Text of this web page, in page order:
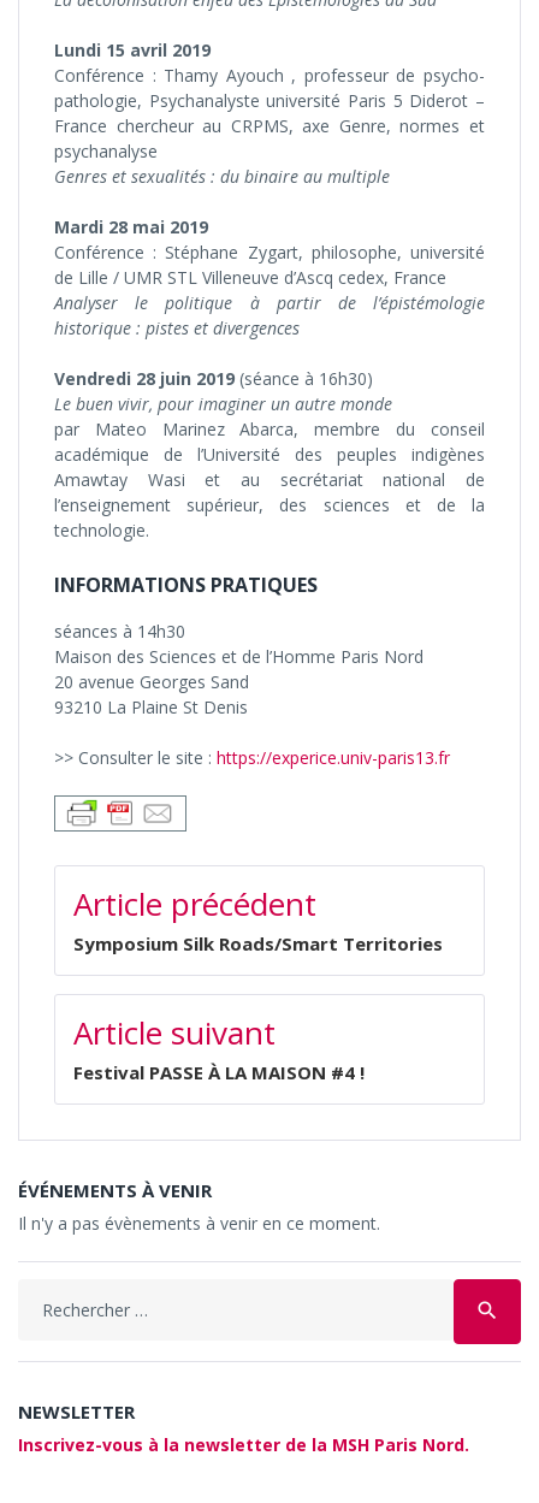
Lundi 15 avril 2019
Conférence : Thamy Ayouch , professeur de psycho-
pathologie, Psychanalyste université Paris 5 Diderot –
France chercheur au CRPMS, axe Genre, normes et
psychanalyse
Genres et sexualités : du binaire au multiple
Mardi 28 mai 2019
Conférence : Stéphane Zygart, philosophe, université
de Lille / UMR STL Villeneuve d’Ascq cedex, France
Analyser le politique à partir de l’épistémologie
historique : pistes et divergences
Vendredi 28 juin 2019 (séance à 16h30)
Le buen vivir, pour imaginer un autre monde
par Mateo Marinez Abarca, membre du conseil
académique de l’Université des peuples indigènes
Amawtay Wasi et au secrétariat national de
l’enseignement supérieur, des sciences et de la
technologie.
INFORMATIONS PRATIQUES
séances à 14h30
Maison des Sciences et de l’Homme Paris Nord
20 avenue Georges Sand
93210 La Plaine St Denis
>> Consulter le site : https://experice.univ-paris13.fr
NAVIGATION
DE
L’ARTICLE
Article précédent
Symposium Silk Roads/Smart Territories
Article suivant
Festival PASSE À LA MAISON #4 !
ÉVÉNEMENTS À VENIR
Il n'y a pas évènements à venir en ce moment.
search
NEWSLETTER
Inscrivez-vous à la newsletter de la MSH Paris Nord.